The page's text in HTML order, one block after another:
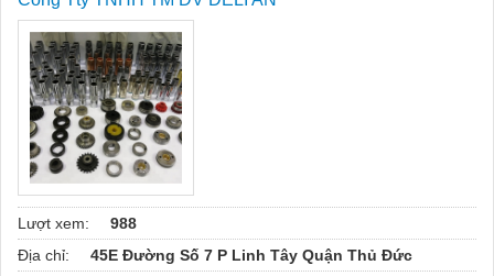
Lượt xem:
988
Địa chỉ:
45E Đường Số 7 P Linh Tây Quận Thủ Đức